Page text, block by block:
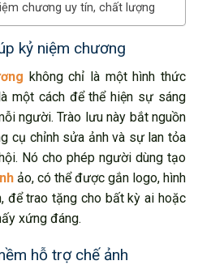
chương uy tín, chất lượng
kỷ niệm chương
không chỉ là một hình thức
một cách để thể hiện sự sáng
người. Trào lưu này bắt nguồn
cụ chỉnh sửa ảnh và sự lan tỏa
Nó cho phép người dùng tạo
ảo, có thể được gắn logo, hình
để trao tặng cho bất kỳ ai hoặc
xứng đáng.
hỗ trợ chế ảnh